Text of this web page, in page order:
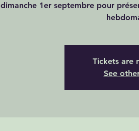
dimanche 1er septembre pour
Tickets are
See